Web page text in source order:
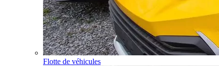
Flotte de véhicules